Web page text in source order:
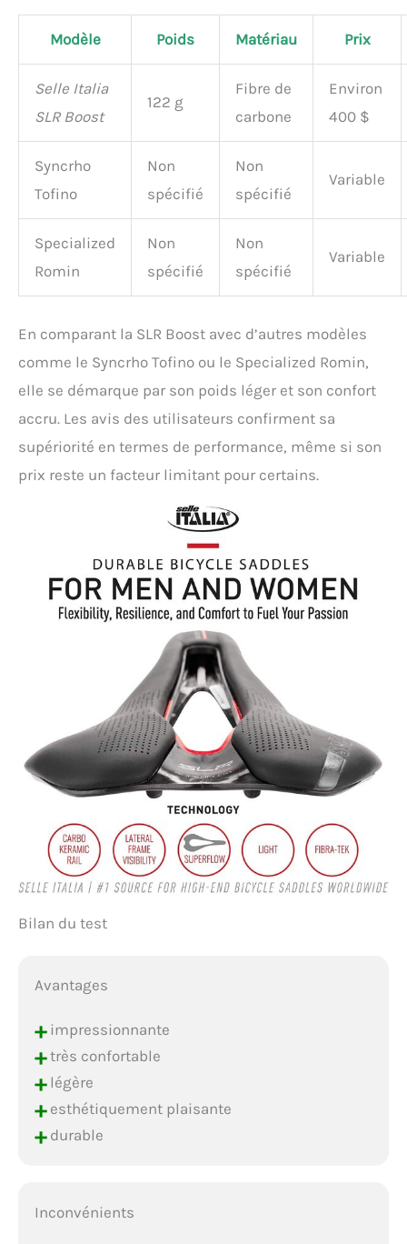
Modèle Poids Matériau Prix
Selle Italia
SLR Boost
122 g
Fibre de
carbone
Environ
400 $
Syncrho
Tofino
Non
spécifié
Non
spécifié
Variable
Specialized
Romin
Non
spécifié
Non
spécifié
Variable
En comparant la SLR Boost avec d’autres modèles
comme le Syncrho Tofino ou le Specialized Romin,
elle se démarque par son poids léger et son confort
accru. Les avis des utilisateurs confirment sa
supériorité en termes de performance, même si son
prix reste un facteur limitant pour certains.
Bilan du test
Avantages
+impressionnante
+très confortable
+légère
+esthétiquement plaisante
+durable
Inconvénients